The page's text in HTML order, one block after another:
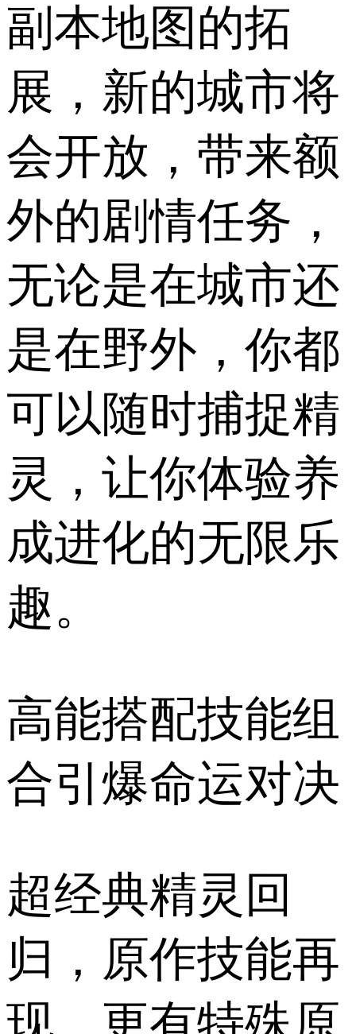
副本地图的拓
展，新的城市将
会开放，带来额
外的剧情任务，
无论是在城市还
是在野外，你都
可以随时捕捉精
灵，让你体验养
成进化的无限乐
趣。
高能搭配技能组
合引爆命运对决
超经典精灵回
归，原作技能再